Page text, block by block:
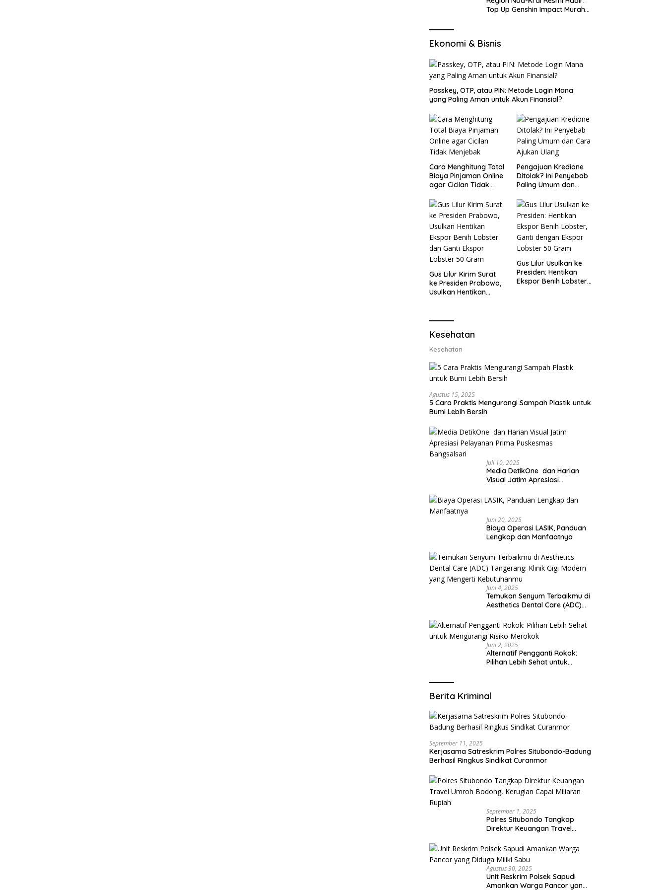
Top Up Genshin Impact Murah
Ekonomi & Bisnis
Passkey, OTP, atau PIN: Metode Login Mana
yang Paling Aman untuk Akun Finansial?
Cara Menghitung Total
Biaya Pinjaman Online
agar Cicilan Tidak
Pengajuan Kredione
Ditolak? Ini Penyebab
Paling Umum dan
Gus Lilur Kirim Surat
ke Presiden Prabowo,
Usulkan Hentikan
Lobster 50 Gram
Gus Lilur Usulkan ke
Presiden: Hentikan
Ekspor Benih Lobster,
Kesehatan
Kesehatan
Agustus 15, 2025
5 Cara Praktis Mengurangi Sampah Plastik untuk
Bumi Lebih Bersih
Juli 10, 2025
Media DetikOne dan Harian
Visual Jatim Apresiasi
Bangsalsari
Juni 20, 2025
Biaya Operasi LASIK, Panduan
Lengkap dan Manfaatnya
Juni 4, 2025
Temukan Senyum Terbaikmu di
Aesthetics Dental Care (ADC)
yang Mengerti Kebutuhanmu
Juni 2, 2025
Alternatif Pengganti Rokok:
Pilihan Lebih Sehat untuk
Berita Kriminal
September 11, 2025
Kerjasama Satreskrim Polres Situbondo-Badung
Berhasil Ringkus Sindikat Curanmor
September 1, 2025
Polres Situbondo Tangkap
Direktur Keuangan Travel
Capai Miliaran Rupiah
Agustus 30, 2025
Unit Reskrim Polsek Sapudi
Amankan Warga Pancor yang